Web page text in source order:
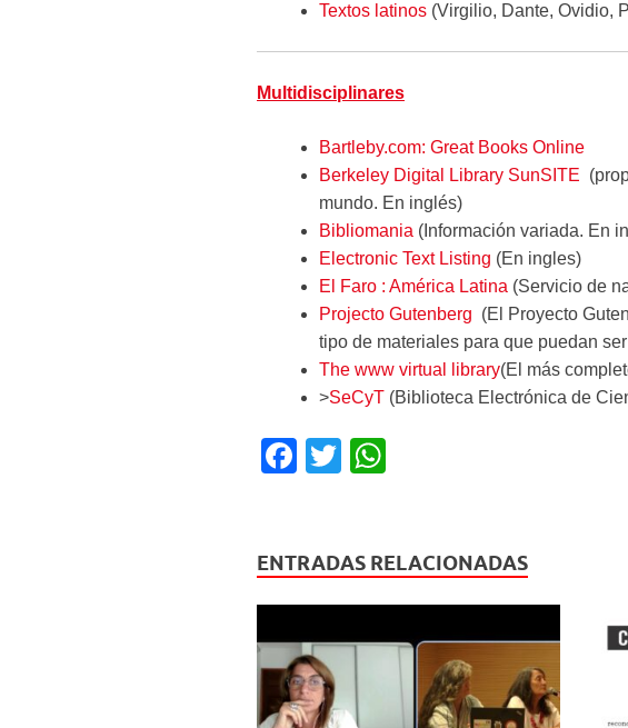
Textos latinos (Virgilio, Dante, Ovidio,
Multidisciplinares
Bartleby.com: Great Books Online
Berkeley Digital Library SunSITE
mundo. En inglés)
Bibliomania (Información variada. En
Electronic Text Listing (En ingles)
El Faro : América Latina (Servicio de
Projecto Gutenberg (El Proyecto
tipo de materiales para que puedan
The www virtual library(El más
>SeCyT (Biblioteca Electrónica de
F
e
b
o
o
k
T
er s
A
p
p
ENTRADAS RELACIONADAS